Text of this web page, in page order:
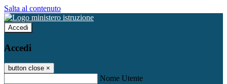
Salta al contenuto
Accedi
Accedi
button close ×
Nome Utente